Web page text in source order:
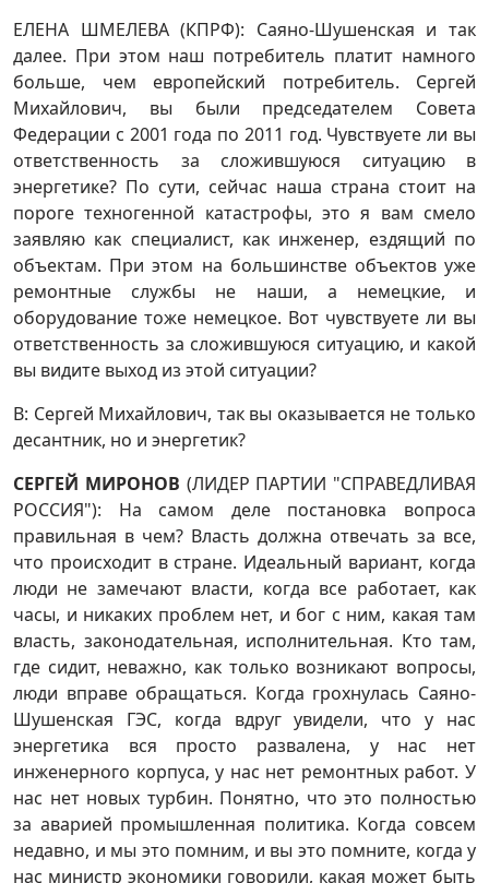
ЕЛЕНА ШМЕЛЕВА (КПРФ): Саяно-Шушенская и так
далее. При этом наш потребитель платит намного
больше, чем европейский потребитель. Сергей
Михайлович, вы были председателем Совета
Федерации с 2001 года по 2011 год. Чувствуете ли вы
ответственность за сложившуюся ситуацию в
энергетике? По сути, сейчас наша страна стоит на
пороге техногенной катастрофы, это я вам смело
заявляю как специалист, как инженер, ездящий по
объектам. При этом на большинстве объектов уже
ремонтные службы не наши, а немецкие, и
оборудование тоже немецкое. Вот чувствуете ли вы
ответственность за сложившуюся ситуацию, и какой
вы видите выход из этой ситуации?
В: Сергей Михайлович, так вы оказывается не только
десантник, но и энергетик?
СЕРГЕЙ МИРОНОВ (ЛИДЕР ПАРТИИ "СПРАВЕДЛИВАЯ
РОССИЯ"): На самом деле постановка вопроса
правильная в чем? Власть должна отвечать за все,
что происходит в стране. Идеальный вариант, когда
люди не замечают власти, когда все работает, как
часы, и никаких проблем нет, и бог с ним, какая там
власть, законодательная, исполнительная. Кто там,
где сидит, неважно, как только возникают вопросы,
люди вправе обращаться. Когда грохнулась Саяно-
Шушенская ГЭС, когда вдруг увидели, что у нас
энергетика вся просто развалена, у нас нет
инженерного корпуса, у нас нет ремонтных работ. У
нас нет новых турбин. Понятно, что это полностью
за аварией промышленная политика. Когда совсем
недавно, и мы это помним, и вы это помните, когда у
нас министр экономики говорили, какая может быть